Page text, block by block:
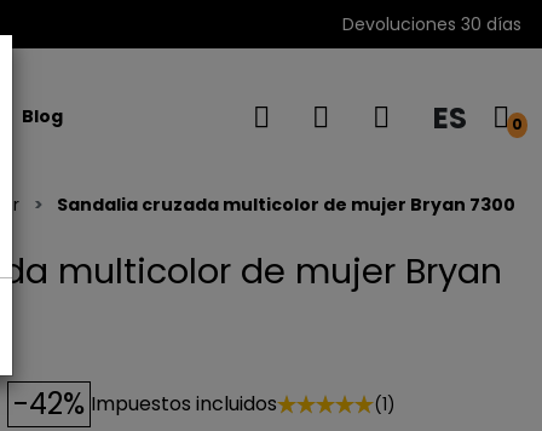
Devoluciones 30 días
Blog ES 0
Sandalia cruzada multicolor de mujer Bryan 7300
multicolor de mujer Bryan
-42% Impuestos incluidos (1)